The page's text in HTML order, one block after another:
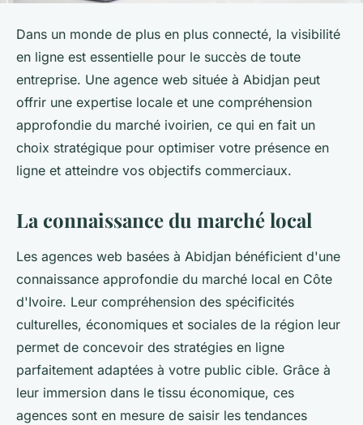
Dans un monde de plus en plus connecté, la visibilité
en ligne est essentielle pour le succès de toute
entreprise. Une agence web située à Abidjan peut
offrir une expertise locale et une compréhension
approfondie du marché ivoirien, ce qui en fait un
choix stratégique pour optimiser votre présence en
ligne et atteindre vos objectifs commerciaux.
La connaissance du marché local
Les agences web basées à Abidjan bénéficient d'une
connaissance approfondie du marché local en Côte
d'Ivoire. Leur compréhension des spécificités
culturelles, économiques et sociales de la région leur
permet de concevoir des stratégies en ligne
parfaitement adaptées à votre public cible. Grâce à
leur immersion dans le tissu économique, ces
agences sont en mesure de saisir les tendances